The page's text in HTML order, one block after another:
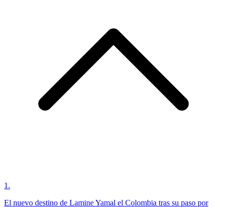
1 .
El nuevo destino de Lamine Yamal el Colombia tras su paso por